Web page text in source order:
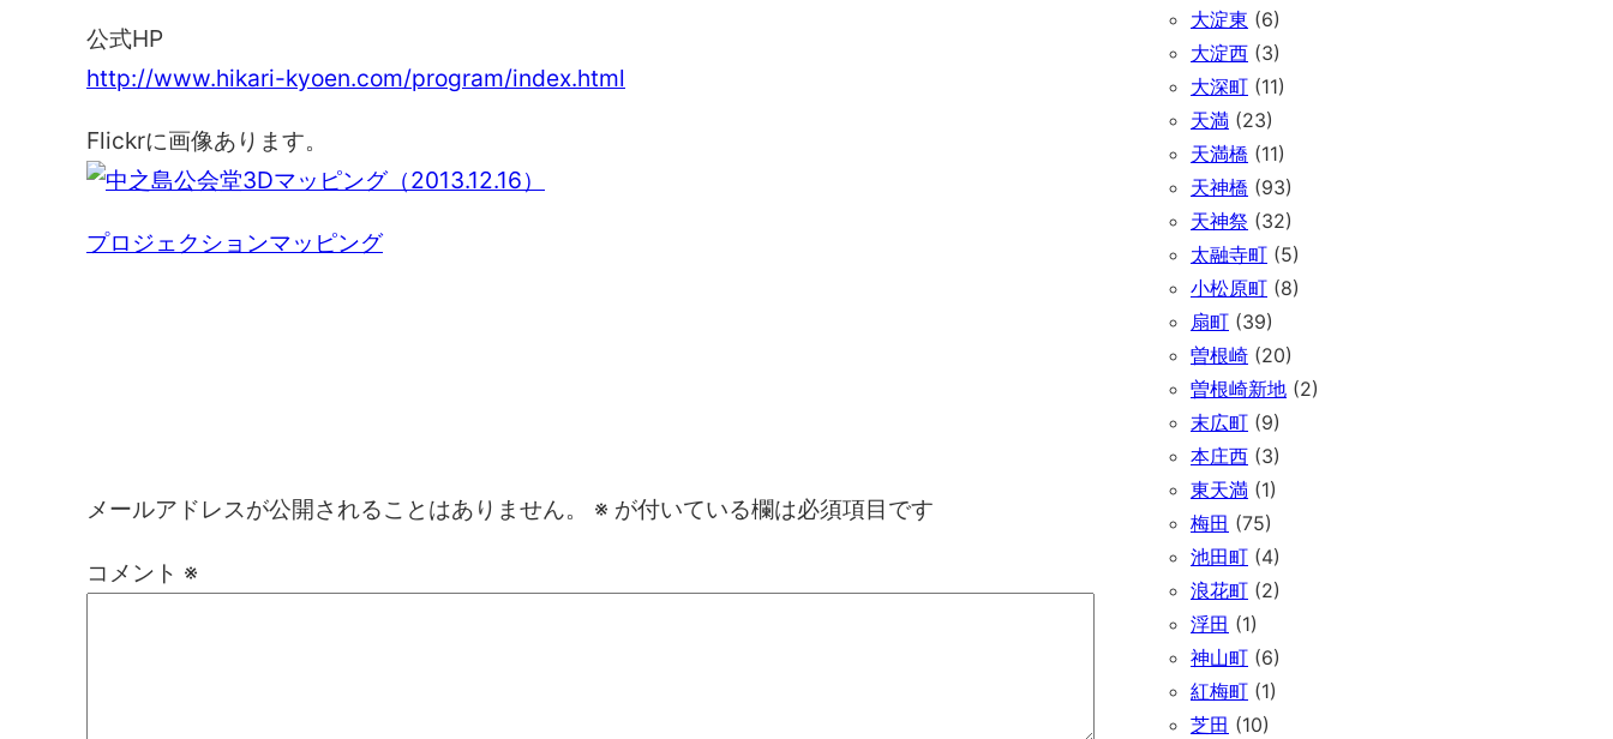
公式HP
http://www.hikari-kyoen.com/program/index.html
Flickrに画像あります。
プロジェクションマッピング
メールアドレスが公開されることはありません。 ※ が付いている欄は必須項目です
コメント ※
大淀東 (6)
大淀西 (3)
大深町 (11)
天満 (23)
天満橋 (11)
天神橋 (93)
天神祭 (32)
太融寺町 (5)
小松原町 (8)
扇町 (39)
曽根崎 (20)
曽根崎新地 (2)
末広町 (9)
本庄西 (3)
東天満 (1)
梅田 (75)
池田町 (4)
浪花町 (2)
浮田 (1)
神山町 (6)
紅梅町 (1)
芝田 (10)